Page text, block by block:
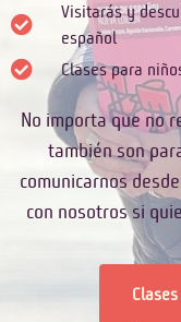
Visitarás y
español
Clases para
No importa que no
también son
comunicarnos
con nosotros si